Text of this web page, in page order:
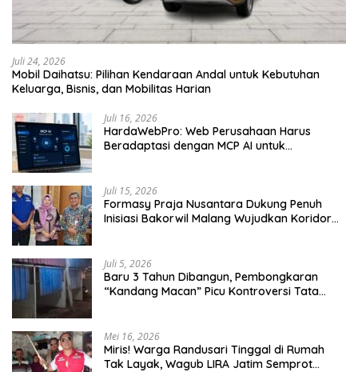
Juli 24, 2026
Mobil Daihatsu: Pilihan Kendaraan Andal untuk Kebutuhan
Keluarga, Bisnis, dan Mobilitas Harian
Juli 16, 2026
HardaWebPro: Web Perusahaan Harus
Beradaptasi dengan MCP AI untuk
Juli 15, 2026
Formasy Praja Nusantara Dukung Penuh
Inisiasi Bakorwil Malang Wujudkan Koridor
Juli 5, 2026
Baru 3 Tahun Dibangun, Pembongkaran
“Kandang Macan” Picu Kontroversi Tata
Mei 16, 2026
Miris! Warga Randusari Tinggal di Rumah
Tak Layak, Wagub LIRA Jatim Semprot